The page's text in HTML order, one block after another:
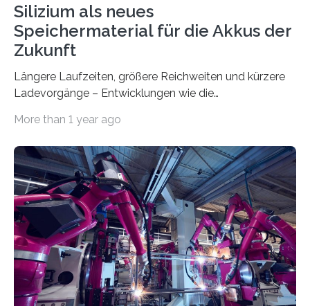
Silizium als neues
Speichermaterial für die Akkus der
Zukunft
Längere Laufzeiten, größere Reichweiten und kürzere
Ladevorgänge – Entwicklungen wie die
erfordern…
More than 1 year ago